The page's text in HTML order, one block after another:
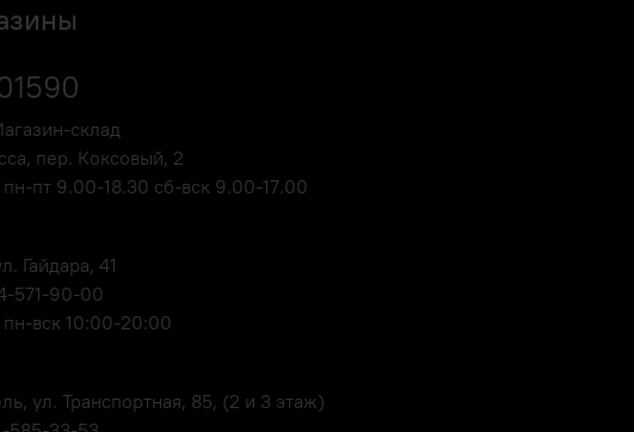
склад
пер. Коксовый, 2
пт 9.00-18.30 сб-вск 9.00-17.00
Гайдара, 41
571-90-00
вск 10:00-20:00
ул. Транспортная, 85, (2 и 3 этаж)